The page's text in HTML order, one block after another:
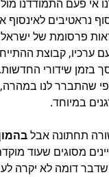
נראטיבים לאינסוף
פרסומת של
קבוצת
בזמן שידורי
שהתברר לנו
במיוחד.
תחתונה אבל
וקמפיינים מסוגים
דומה לא יקרה